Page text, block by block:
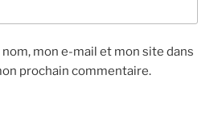
mon e-mail et mon site dans
prochain commentaire.